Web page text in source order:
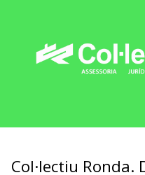
Col·lectiu Ronda.